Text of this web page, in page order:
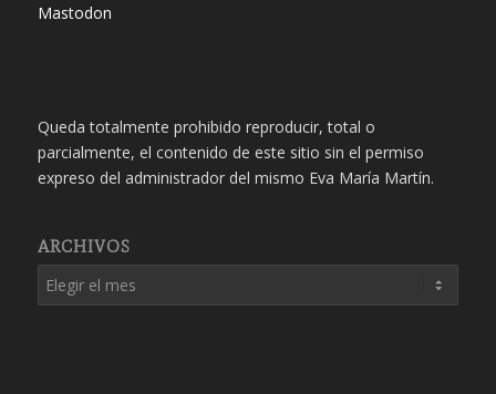
Mastodon
Queda totalmente prohibido reproducir, total o
parcialmente, el contenido de este sitio sin el permiso
expreso del administrador del mismo Eva María Martín.
ARCHIVOS